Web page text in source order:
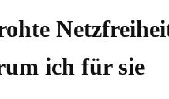
ich für sie